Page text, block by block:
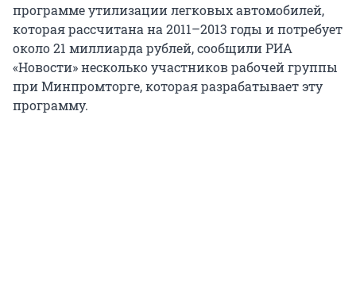
программе утилизации легковых автомобилей,
которая рассчитана на 2011–2013 годы и потребует
около 21 миллиарда рублей, сообщили РИА
«Новости» несколько участников рабочей группы
при Минпромторге, которая разрабатывает эту
программу.